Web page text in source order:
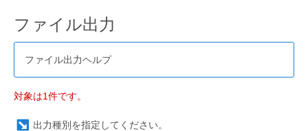
ファイル出力
ファイル出力ヘルプ
対象は1件です。
出力種別を指定してください。